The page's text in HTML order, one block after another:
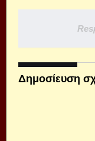
Δημοσίευση